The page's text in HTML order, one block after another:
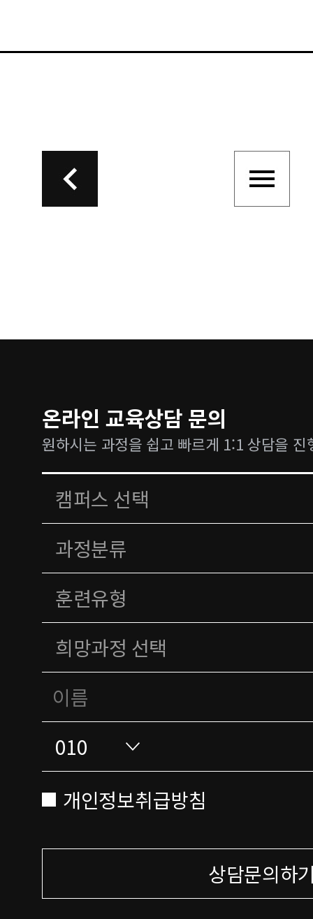
온라인 교육상담 문의
원하시는 과정을 쉽고 빠르게 1:1 상담을 진
개인정보취급방침
상담문의하